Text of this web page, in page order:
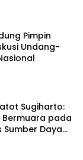
Pimpin
Undang-
Sugiharto:
Bermuara pada
Daya